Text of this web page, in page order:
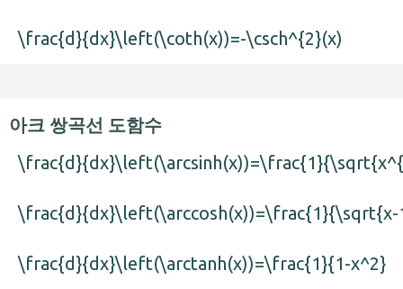
\frac{d}{dx}\left(\coth(x))=-\csch^{2}(x)
아크 쌍곡선 도함수
\frac{d}{dx}\left(\arccosh(x))=\frac{1}{\sqrt{x-
\frac{d}{dx}\left(\arctanh(x))=\frac{1}{1-x^2}